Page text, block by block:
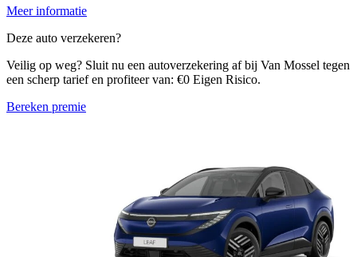
Meer informatie
Deze auto verzekeren?
Veilig op weg? Sluit nu een autoverzekering af bij Van Mossel tegen
een scherp tarief en profiteer van: €0 Eigen Risico.
Bereken premie